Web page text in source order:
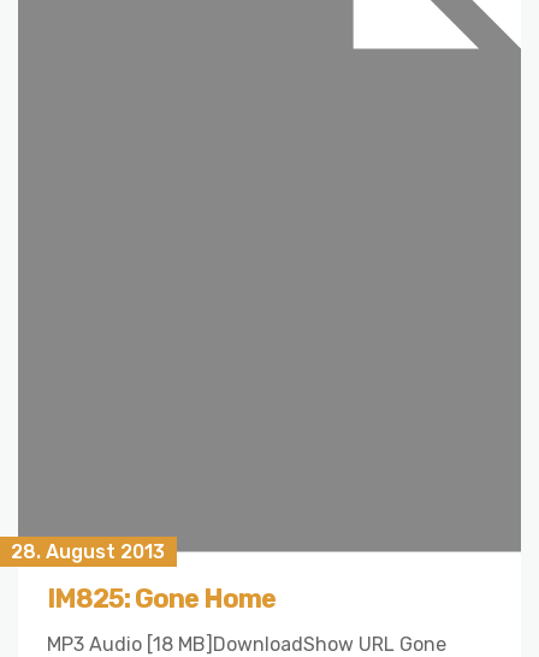
28. August 2013
IM825: Gone Home
MP3 Audio [18 MB]DownloadShow URL Gone